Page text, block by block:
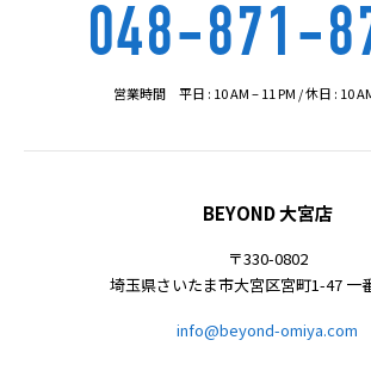
048-871-
営業時間 平日 : 10 AM – 11 PM / 休日 : 10
BEYOND 大宮店
〒330-0802
埼玉県さいたま市大宮区宮町1-47 一
info@beyond-omiya.com